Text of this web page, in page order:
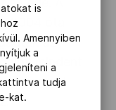
2004 óta
az
mindent
gól
is
Amennyiben
a
a
tudja
kat.